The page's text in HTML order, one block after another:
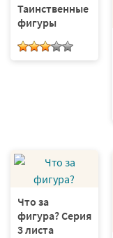
Таинственные
фигуры
Что за
фигура? Серия
3 листа